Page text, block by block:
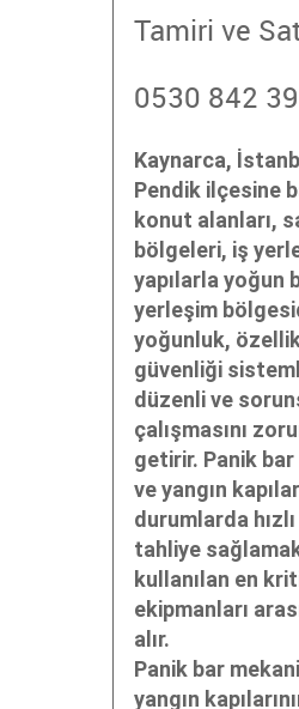
Tamiri ve
0530 842
Kaynarca,
Pendik ilçesine
konut alanları,
bölgeleri, iş
yapılarla yoğun
yerleşim
yoğunluk,
güvenliği
düzenli ve
çalışmasını
getirir. Panik
ve yangın
durumlarda
tahliye
kullanılan en
ekipmanları
alır.
Panik bar
yangın